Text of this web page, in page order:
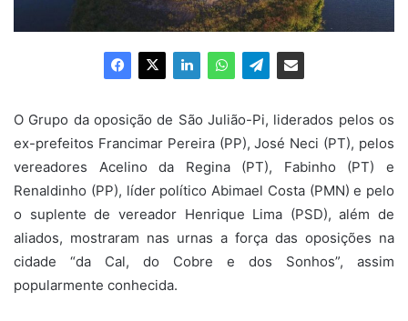
O Grupo da oposição de São Julião-Pi, liderados pelos os
ex-prefeitos Francimar Pereira (PP), José Neci (PT), pelos
vereadores Acelino da Regina (PT), Fabinho (PT) e
Renaldinho (PP), líder político Abimael Costa (PMN) e pelo
o suplente de vereador Henrique Lima (PSD), além de
aliados, mostraram nas urnas a força das oposições na
cidade “da Cal, do Cobre e dos Sonhos”, assim
popularmente conhecida.